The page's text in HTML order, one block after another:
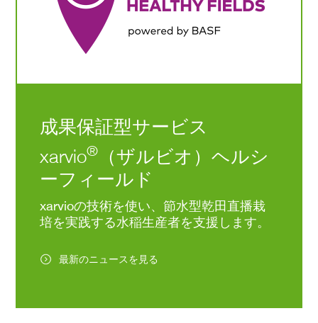
成果保証型サービス
xarvio®
（ザルビオ）ヘルシ
ーフィールド
xarvioの技術を使い、節水型乾田直播栽
培を実践する水稲生産者を支援します。
最新のニュースを見る